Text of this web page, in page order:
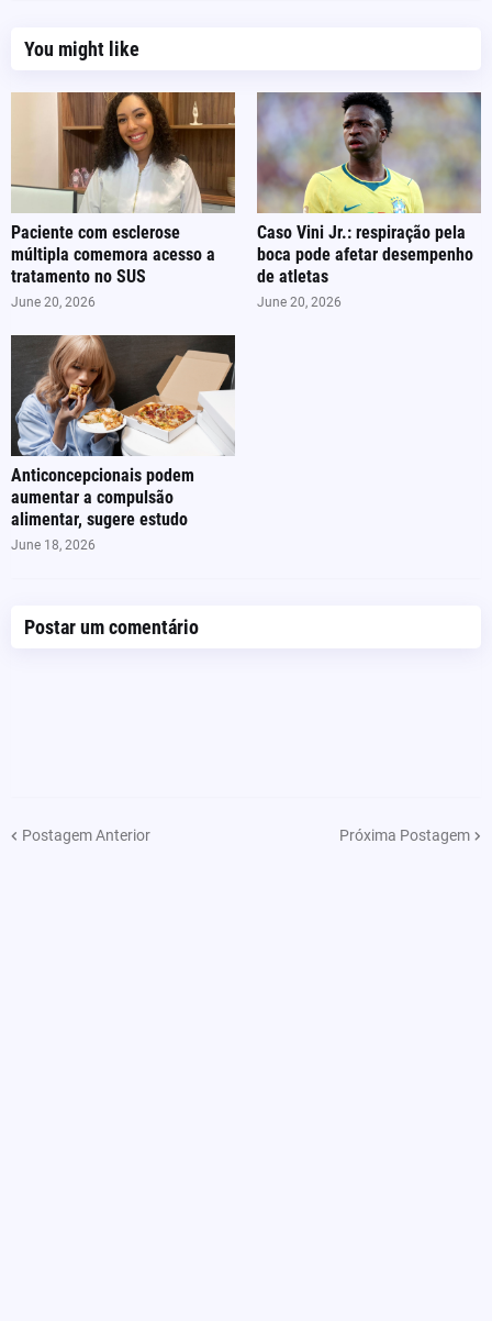
You might like
Paciente com esclerose
múltipla comemora acesso a
tratamento no SUS
June 20, 2026
Caso Vini Jr.: respiração pela
boca pode afetar desempenho
de atletas
June 20, 2026
Anticoncepcionais podem
aumentar a compulsão
alimentar, sugere estudo
June 18, 2026
Postar um comentário
Postagem Anterior Próxima Postagem